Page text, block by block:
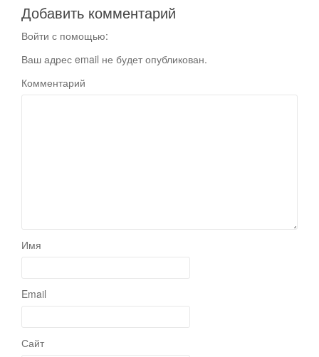
Добавить комментарий
Войти с помощью:
Ваш адрес email не будет опубликован.
Комментарий
Имя
Email
Сайт